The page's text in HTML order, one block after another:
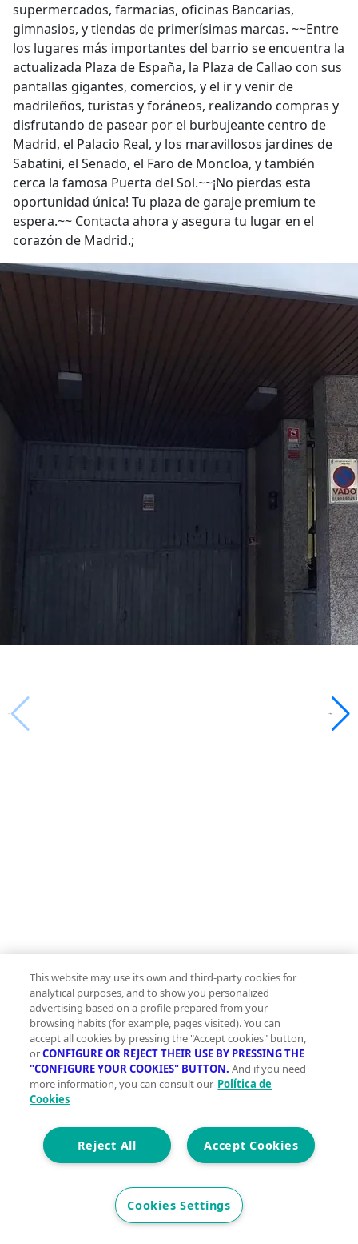
supermercados, farmacias, oficinas Bancarias,
gimnasios, y tiendas de primerísimas marcas. ~~Entre
los lugares más importantes del barrio se encuentra la
actualizada Plaza de España, la Plaza de Callao con sus
pantallas gigantes, comercios, y el ir y venir de
madrileños, turistas y foráneos, realizando compras y
disfrutando de pasear por el burbujeante centro de
Madrid, el Palacio Real, y los maravillosos jardines de
Sabatini, el Senado, el Faro de Moncloa, y también
cerca la famosa Puerta del Sol.~~¡No pierdas esta
oportunidad única! Tu plaza de garaje premium te
espera.~~ Contacta ahora y asegura tu lugar en el
corazón de Madrid.;
alquiler/venta
This website may use its own and third-party cookies for
analytical purposes, and to show you personalized
advertising based on a profile prepared from your
browsing habits (for example, pages visited). You can
accept all cookies by pressing the "Accept cookies" button,
orCONFIGURE OR REJECT THEIR USE BY PRESSING THE
"CONFIGURE YOUR COOKIES" BUTTON. And if you need
more information, you can consult our Política de
Cookies
Accept Cookies
Reject All
Cookies Settings